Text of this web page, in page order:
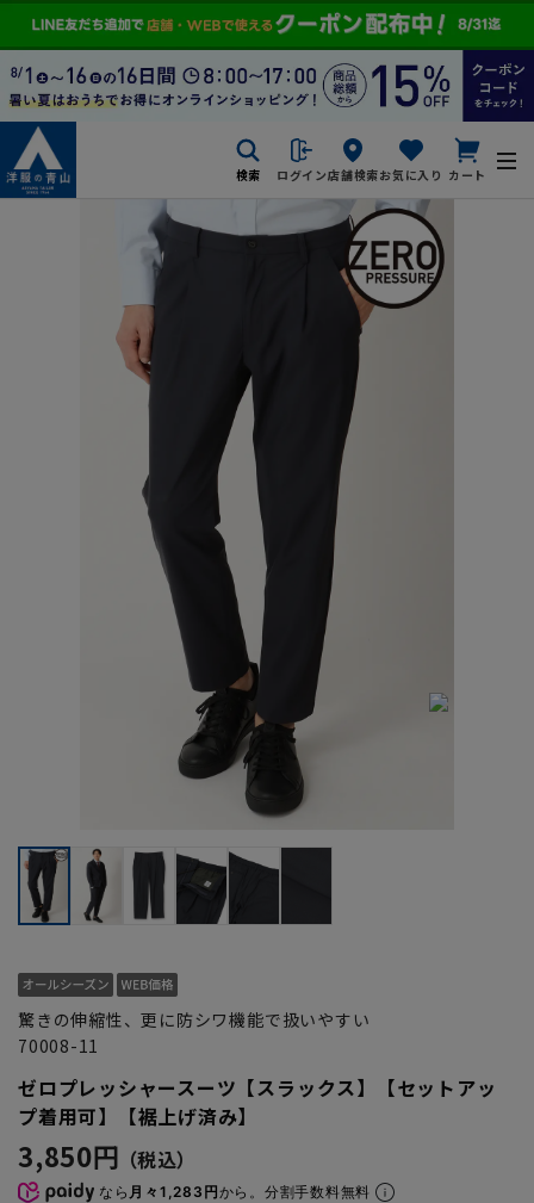
検索 ログイン店舗検索お気に入り カート
驚きの伸縮性、更に防シワ機能で扱いやすい
70008-11
ゼロプレッシャースーツ【スラックス】【セットアッ
プ着用可】【裾上げ済み】
3,850円
なら 月々1,283円から。分割手数料無料